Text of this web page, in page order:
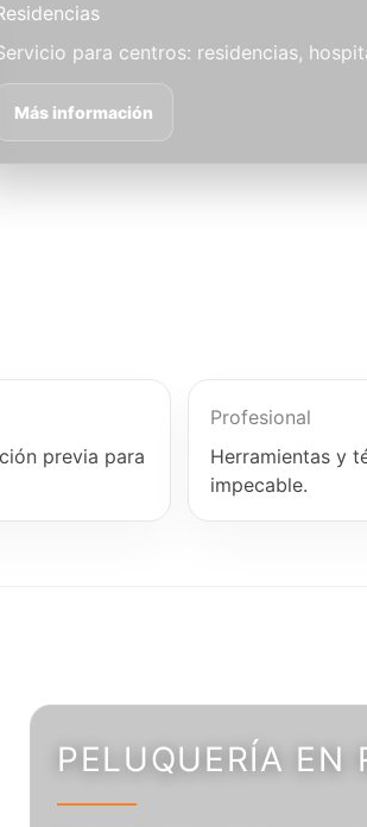
para centros: residencias,
Más información
previa para
Profesional
Herramientas y
impecable.
PELUQUERÍA EN